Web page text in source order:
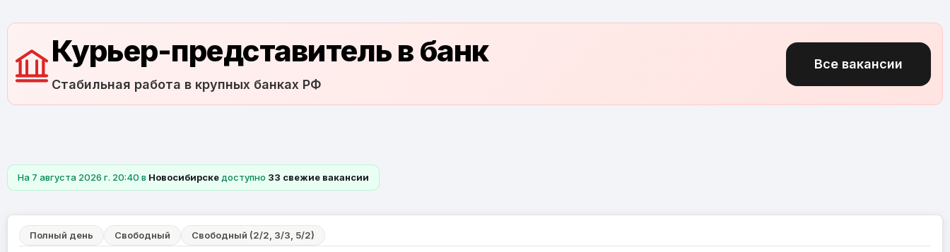
Курьер-представитель в банк
Стабильная работа в крупных банках РФ
Все вакансии
На 7 августа 2026 г. 20:40 в Новосибирске доступно 33 свежие вакансии
Полный день Свободный Свободный (2/2, 3/3, 5/2)